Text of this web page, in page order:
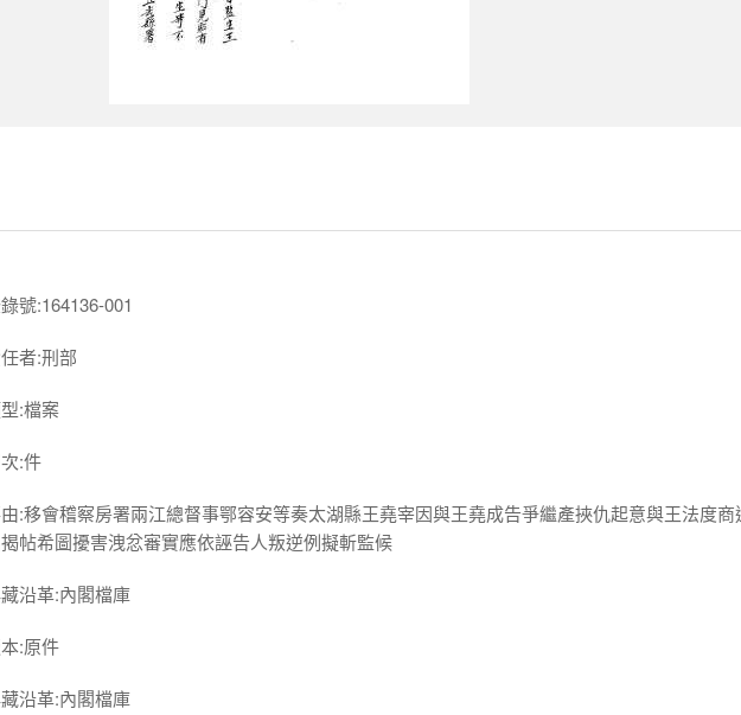
號:164136-001
者:刑部
:檔案
:件
:移會稽察房署兩江總督事鄂容安等奏太湖縣王堯宰因與王堯成告爭繼產挾仇起意與王法度商
帖希圖擾害洩忿審實應依誣告人叛逆例擬斬監候
沿革:內閣檔庫
:原件
沿革:內閣檔庫